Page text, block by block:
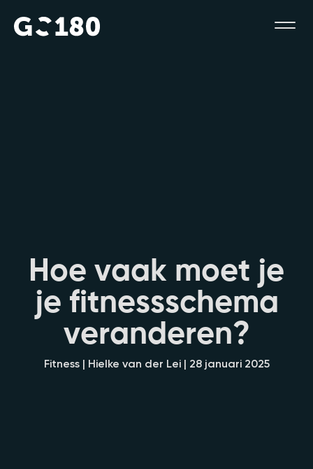
Hoe vaak moet je
je fitnessschema
veranderen?
Fitness | Hielke van der Lei | 28 januari 2025